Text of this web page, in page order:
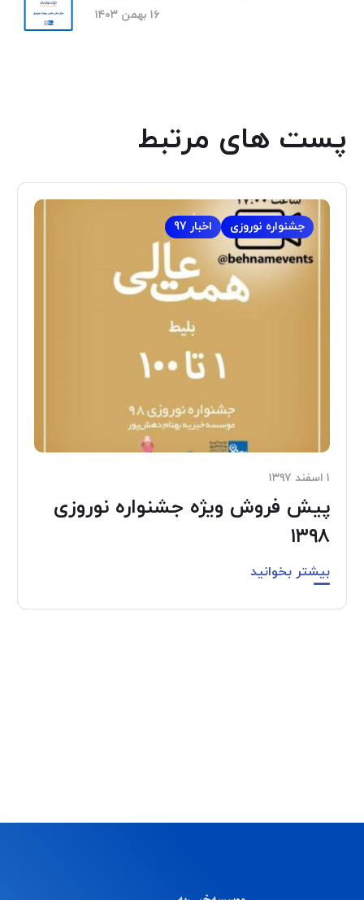
۱۶ بهمن ۱۴۰۳
پست های مرتبط
اخبار 97 جشنواره نوروزی
۱ اسفند ۱۳۹۷
پیش فروش ویژه جشنواره نوروزی
۱۳۹۸
بیشتر بخوانید